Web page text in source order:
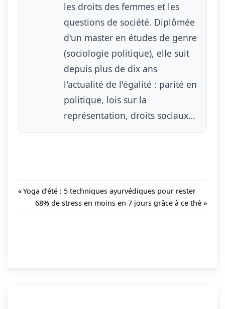
les droits des femmes et les
questions de société. Diplômée
d'un master en études de genre
(sociologie politique), elle suit
depuis plus de dix ans
l'actualité de l'égalité : parité en
politique, lois sur la
représentation, droits sociaux…
Navigation
Previous
Post:
Yoga d’été : 5 techniques ayurvédiques pour rester
Next
Post:
68% de stress en moins en 7 jours grâce à ce thé